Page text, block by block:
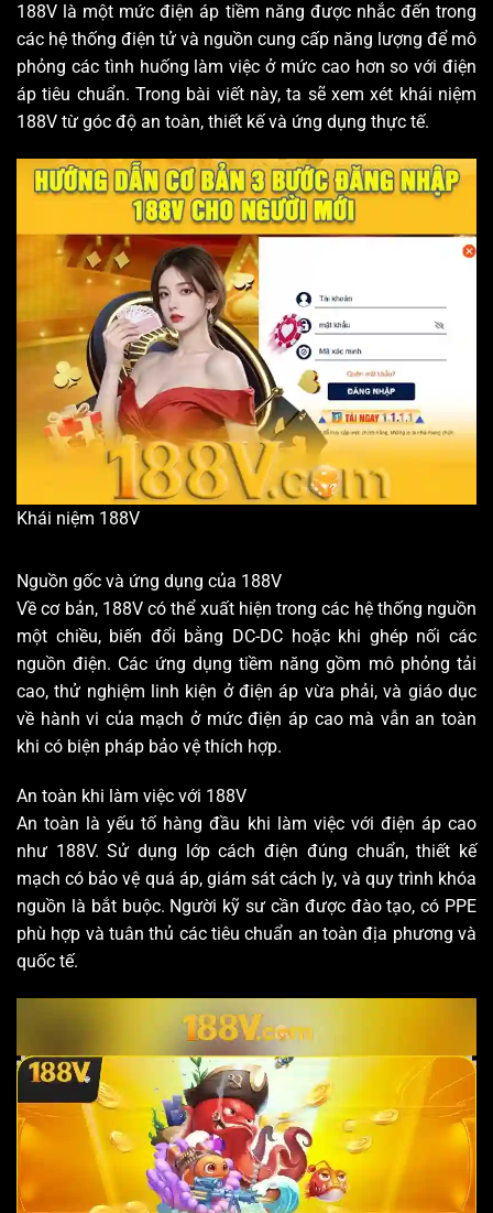
188V là một mức điện áp tiềm năng được nhắc đến trong
các hệ thống điện tử và nguồn cung cấp năng lượng để mô
phỏng các tình huống làm việc ở mức cao hơn so với điện
áp tiêu chuẩn. Trong bài viết này, ta sẽ xem xét khái niệm
188V từ góc độ an toàn, thiết kế và ứng dụng thực tế.
Khái niệm 188V
Nguồn gốc và ứng dụng của 188V
Về cơ bản, 188V có thể xuất hiện trong các hệ thống nguồn
một chiều, biến đổi bằng DC-DC hoặc khi ghép nối các
nguồn điện. Các ứng dụng tiềm năng gồm mô phỏng tải
cao, thử nghiệm linh kiện ở điện áp vừa phải, và giáo dục
về hành vi của mạch ở mức điện áp cao mà vẫn an toàn
khi có biện pháp bảo vệ thích hợp.
An toàn khi làm việc với 188V
An toàn là yếu tố hàng đầu khi làm việc với điện áp cao
như 188V. Sử dụng lớp cách điện đúng chuẩn, thiết kế
mạch có bảo vệ quá áp, giám sát cách ly, và quy trình khóa
nguồn là bắt buộc. Người kỹ sư cần được đào tạo, có PPE
phù hợp và tuân thủ các tiêu chuẩn an toàn địa phương và
quốc tế.